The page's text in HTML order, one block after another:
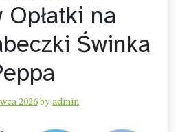
Opłatki na
Świnka
2026 by admin